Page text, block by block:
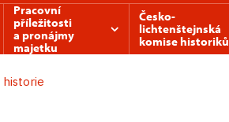
Pracovní
příležitosti
a pronájmy
majetku
Česko-
lichtenštejnská
komise historiků
historie